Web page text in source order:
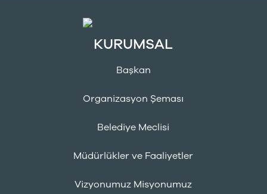
KURUMSAL
Başkan
Organizasyon Şeması
Belediye Meclisi
Müdürlükler ve Faaliyetler
Vizyonumuz Misyonumuz